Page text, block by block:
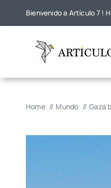
Bienvenido a Artículo 7 !
Home Mundo Gaza